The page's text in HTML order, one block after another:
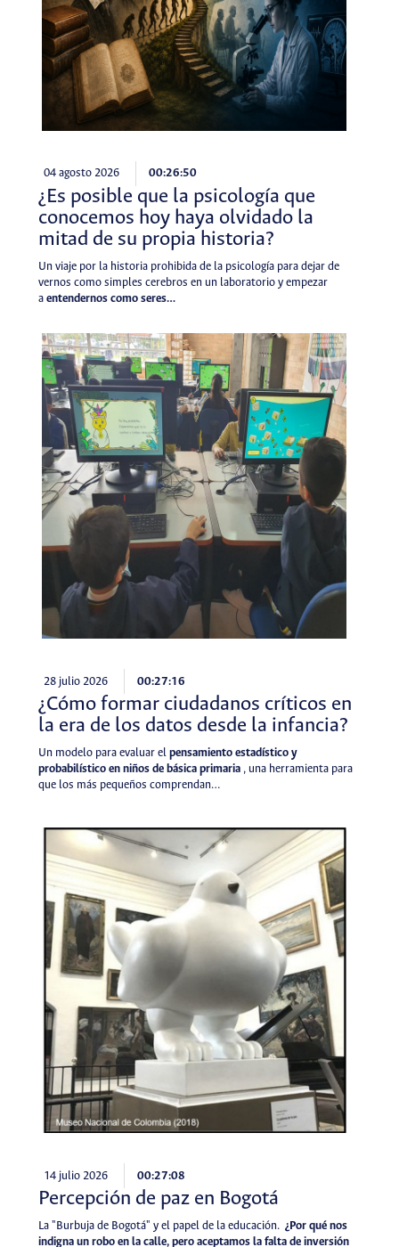
04 agosto 2026 00:26:50
¿Es posible que la psicología que
conocemos hoy haya olvidado la
mitad de su propia historia?
Un viaje por la historia prohibida de la psicología para dejar de
vernos como simples cerebros en un laboratorio y empezar
a entendernos como seres…
28 julio 2026 00:27:16
¿Cómo formar ciudadanos críticos en
la era de los datos desde la infancia?
Un modelo para evaluar el pensamiento estadístico y
probabilístico en niños de básica primaria, una herramienta para
que los más pequeños comprendan…
14 julio 2026 00:27:08
Percepción de paz en Bogotá
La "Burbuja de Bogotá" y el papel de la educación. ¿Por qué nos
indigna un robo en la calle, pero aceptamos la falta de inversión